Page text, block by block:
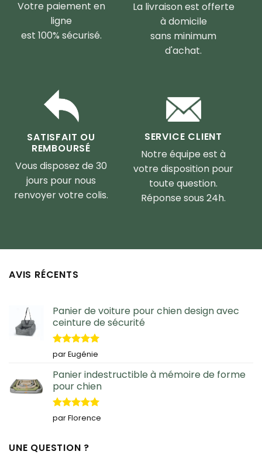
Votre paiement en
ligne
est 100% sécurisé.
La livraison est offerte
à domicile
sans minimum
d'achat.
SATISFAIT OU
REMBOURSÉ
Vous disposez de 30
jours pour nous
renvoyer votre colis.
SERVICE CLIENT
Notre équipe est à
votre disposition pour
toute question.
Réponse sous 24h.
AVIS RÉCENTS
Panier de voiture pour chien design avec
ceinture de sécurité
Note5sur
5
par Eugénie
Panier indestructible à mémoire de forme
pour chien
Note5sur
5
par Florence
UNE QUESTION ?